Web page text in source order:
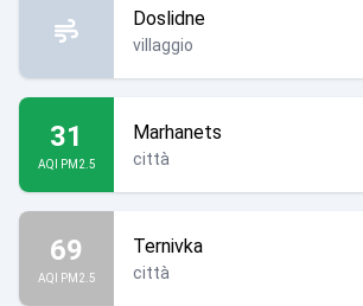
Doslidne
villaggio
31
AQI PM2.5
Marhanets
città
69
AQI PM2.5
Ternivka
città